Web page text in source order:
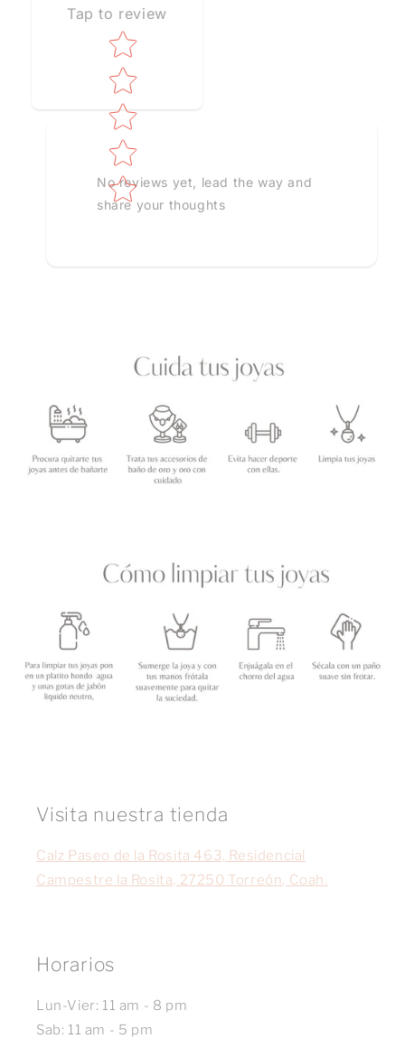
Tap to review
Star rating
No reviews yet, lead the way and
share your thoughts
Visita nuestra tienda
Calz Paseo de la Rosita 463, Residencial
Campestre la Rosita, 27250 Torreón, Coah.
Horarios
Lun-Vier: 11 am - 8 pm
Sab: 11 am - 5 pm